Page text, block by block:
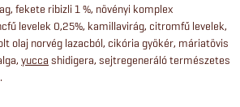
fekete ribizli 1 %, növényi komplex
levelek 0,25%, kamillavirág, citromfű levelek,
olaj norvég lazacból, cikória gyökér, máriatövis
yucca shidigera, sejtregeneráló természetes